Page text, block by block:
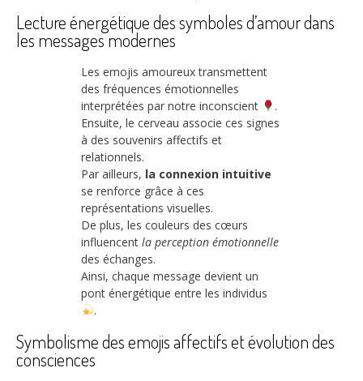
Lecture énergétique des symboles d’amour dans
les messages modernes
Les emojis amoureux transmettent
des fréquences émotionnelles
interprétées par notre inconscient
.
Ensuite, le cerveau associe ces signes
à des souvenirs affectifs et
relationnels.
Par ailleurs, la connexion intuitive
se renforce grâce à ces
représentations visuelles.
De plus, les couleurs des cœurs
influencent la perception émotionnelle
des échanges.
Ainsi, chaque message devient un
pont énergétique entre les individus
.
Symbolisme des emojis affectifs et évolution des
consciences